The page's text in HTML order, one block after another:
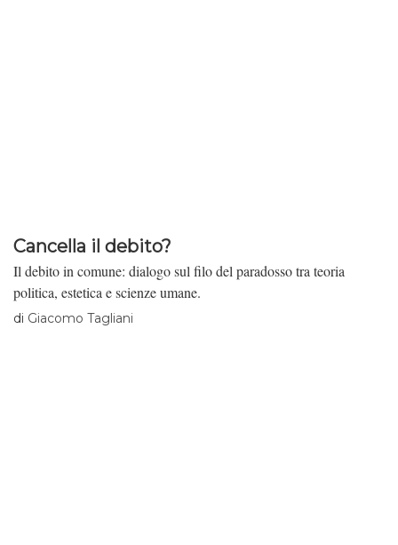
Cancella il debito?
Il debito in comune: dialogo sul filo del paradosso tra teoria
politica, estetica e scienze umane.
di Giacomo Tagliani